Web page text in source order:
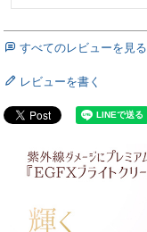
すべてのレビューを見る
レビューを書く